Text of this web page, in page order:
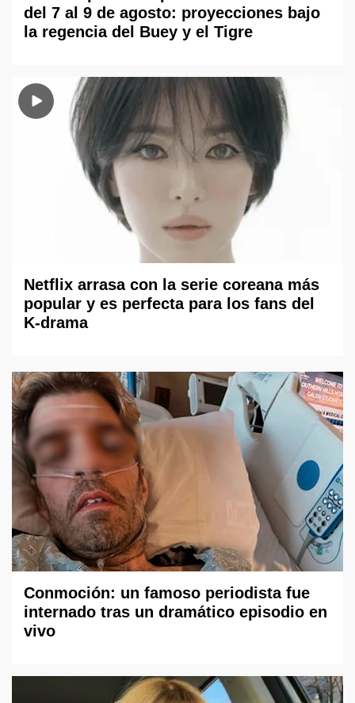
del 7 al 9 de agosto: proyecciones bajo
la regencia del Buey y el Tigre
Netflix arrasa con la serie coreana más
popular y es perfecta para los fans del
K-drama
Conmoción: un famoso periodista fue
internado tras un dramático episodio en
vivo